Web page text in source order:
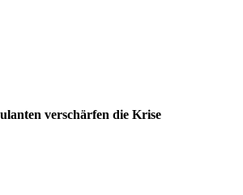
verschärfen die Krise